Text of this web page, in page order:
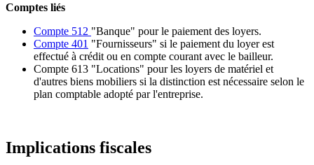
Comptes liés
Compte 512 "Banque" pour le paiement des loyers.
Compte 401 "Fournisseurs" si le paiement du loyer est
effectué à crédit ou en compte courant avec le bailleur.
Compte 613 "Locations" pour les loyers de matériel et
d'autres biens mobiliers si la distinction est nécessaire selon le
plan comptable adopté par l'entreprise.
Implications fiscales